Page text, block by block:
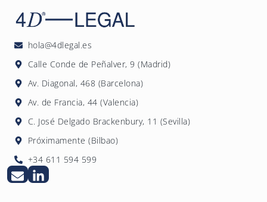
los estándares ESRS y un plazo de entrada en
vigor posterior. 4DLegal asesora también a
pymes que quieran elaborar voluntariamente
públicas que valoran criterios ESG, mejoran
su reputación ante clientes y empleados,
reducen riesgos regulatorios futuros y
pueden identificar oportunidades de
reducción de su impacto ambiental.
hola@4dlegal.es
Calle Conde de Peñalver, 9 (Madrid)
Av. Diagonal, 468 (Barcelona)
Av. de Francia, 44 (Valencia)
C. José Delgado Brackenbury, 11 (Sevilla)
Próximamente (Bilbao)
+34 611 594 599